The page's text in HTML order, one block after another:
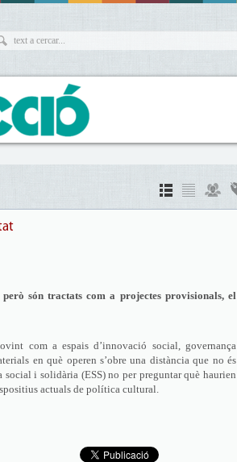
són tractats com a projectes provisionals, el
com a espais d’innovació social, governança
en què operen s’obre una distància que no és
i solidària (ESS) no per preguntar què haurien
actuals de política cultural.